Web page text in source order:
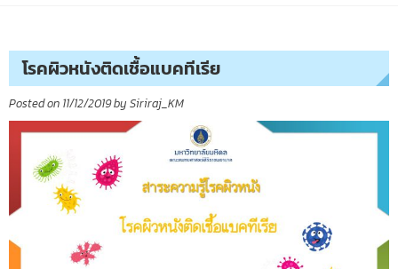
โรคผิวหนังติดเชื้อแบคทีเรีย
Posted on 11/12/2019by Siriraj_KM